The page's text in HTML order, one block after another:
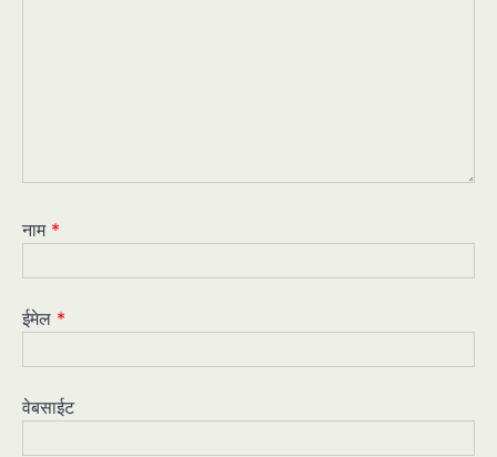
नाम *
ईमेल *
वेबसाईट